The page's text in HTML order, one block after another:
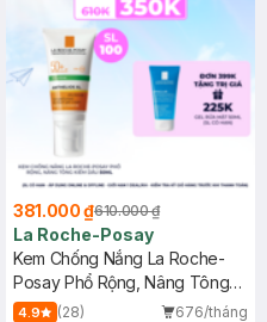
381.000 ₫610.000 ₫
La Roche-Posay
Kem Chống Nắng La Roche-
Posay Phổ Rộng, Nâng Tông
Kiềm Dầu 50ml
4.9 (28)
676/tháng